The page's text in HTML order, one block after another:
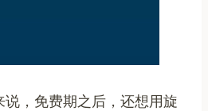
说，免费期之后，还想用旋